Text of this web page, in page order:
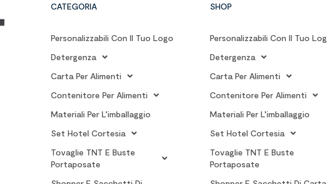
CATEGORIA
Personalizzabili Con Il Tuo Logo
Detergenza
Carta Per Alimenti
Contenitore Per Alimenti
Materiali Per L’imballaggio
Set Hotel Cortesia
Tovaglie TNT E Buste
Portaposate
SHOP
Personalizzabili Con Il Tuo
Detergenza
Carta Per Alimenti
Contenitore Per Alimenti
Materiali Per L’imballaggio
Set Hotel Cortesia
Tovaglie TNT E Buste
Portaposate